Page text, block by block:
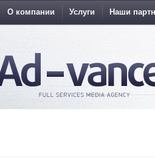
О компании Услуги Наши